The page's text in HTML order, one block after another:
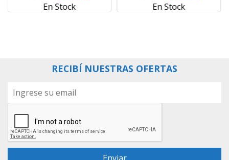
En Stock En Stock
RECIBÍ NUESTRAS OFERTAS